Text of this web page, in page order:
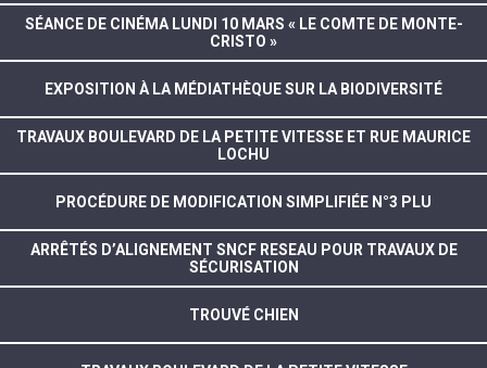
SÉANCE DE CINÉMA LUNDI 10 MARS « LE COMTE DE MONTE-
CRISTO »
EXPOSITION À LA MÉDIATHÈQUE SUR LA BIODIVERSITÉ
TRAVAUX BOULEVARD DE LA PETITE VITESSE ET RUE MAURICE
LOCHU
PROCÉDURE DE MODIFICATION SIMPLIFIÉE N°3 PLU
ARRÊTÉS D’ALIGNEMENT SNCF RESEAU POUR TRAVAUX DE
SÉCURISATION
TROUVÉ CHIEN